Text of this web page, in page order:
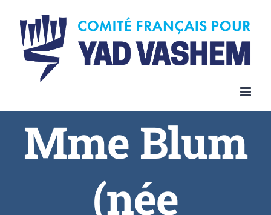
content
Mme Blum
(née